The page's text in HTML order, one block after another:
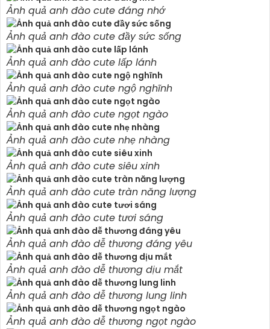
Ảnh quả anh đào cute đáng nhớ
Ảnh quả anh đào cute đầy sức sống
Ảnh quả anh đào cute lấp lánh
Ảnh quả anh đào cute ngộ nghĩnh
Ảnh quả anh đào cute ngọt ngào
Ảnh quả anh đào cute nhẹ nhàng
Ảnh quả anh đào cute siêu xinh
Ảnh quả anh đào cute tràn năng lượng
Ảnh quả anh đào cute tươi sáng
Ảnh quả anh đào dễ thương đáng yêu
Ảnh quả anh đào dễ thương dịu mắt
Ảnh quả anh đào dễ thương lung linh
Ảnh quả anh đào dễ thương ngọt ngào